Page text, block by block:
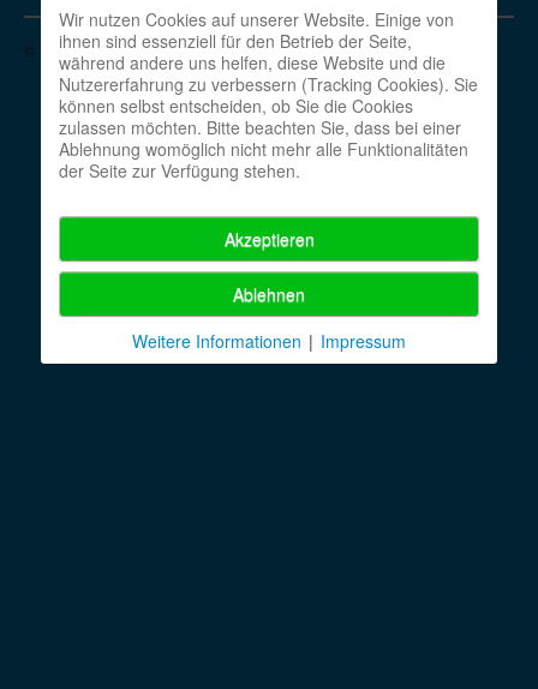
© 2026 TSV Line Dance City Stompers e.V.
Wir nutzen Cookies auf unserer Website. Einige von
ihnen sind essenziell für den Betrieb der Seite,
während andere uns helfen, diese Website und die
Nutzererfahrung zu verbessern (Tracking Cookies). Sie
können selbst entscheiden, ob Sie die Cookies
zulassen möchten. Bitte beachten Sie, dass bei einer
Ablehnung womöglich nicht mehr alle Funktionalitäten
der Seite zur Verfügung stehen.
Akzeptieren
Ablehnen
Weitere Informationen | Impressum